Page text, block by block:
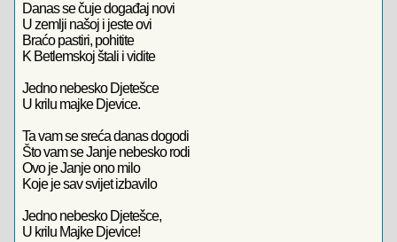
Danas se čuje događaj novi
U zemlji našoj i jeste ovi
Braćo pastiri, pohitite
K Betlemskoj štali i vidite
Jedno nebesko Djetešce
U krilu majke Djevice.
Ta vam se sreća danas dogodi
Što vam se Janje nebesko rodi
Ovo je Janje ono milo
Koje je sav svijet izbavilo
Jedno nebesko Djetešce,
U krilu Majke Djevice!